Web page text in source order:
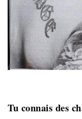
Tu connais des